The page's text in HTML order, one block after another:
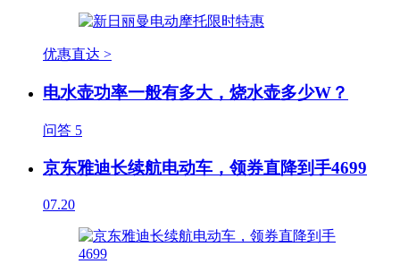
优惠直达 >
电水壶功率一般有多大，烧水壶多少W？
问答 5
京东雅迪长续航电动车，领券直降到手4699
07.20